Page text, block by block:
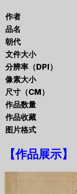
作者
品名
朝代
文件大小
分辨率（DPI）
像素大小
尺寸（CM）
作品数量
作品收藏
图片格式
【作品展示】